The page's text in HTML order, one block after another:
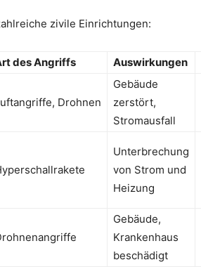
zivile Einrichtungen:
des Angriffs Auswirkungen
Drohnen
Gebäude
zerstört,
Stromausfall
Unterbrechung
von Strom und
Heizung
Gebäude,
Krankenhaus
beschädigt